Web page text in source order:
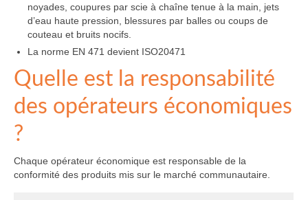
noyades, coupures par scie à chaîne tenue à la main, jets
d’eau haute pression, blessures par balles ou coups de
couteau et bruits nocifs.
La norme EN 471 devient ISO20471
Quelle est la responsabilité
des opérateurs économiques
?
Chaque opérateur économique est responsable de la
conformité des produits mis sur le marché communautaire.